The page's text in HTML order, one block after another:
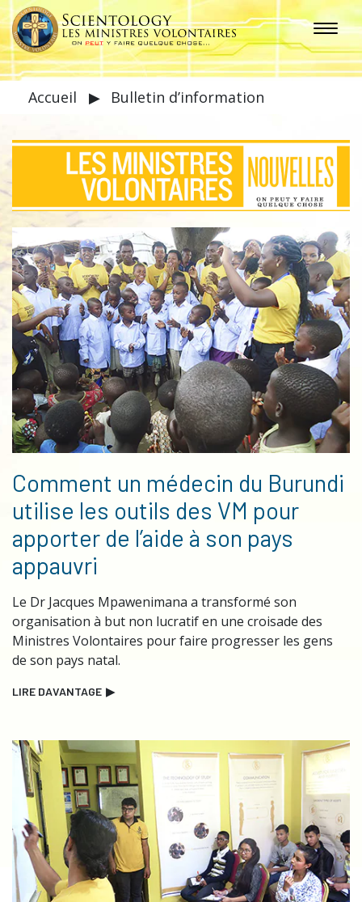
Accueil ▶ Bulletin d’information
Comment un médecin du Burundi
utilise les outils des VM pour
apporter de l’aide à son pays
appauvri
Le Dr Jacques Mpawenimana a transformé son
organisation à but non lucratif en une croisade des
Ministres Volontaires pour faire progresser les gens
de son pays natal.
LIRE DAVANTAGE ▶